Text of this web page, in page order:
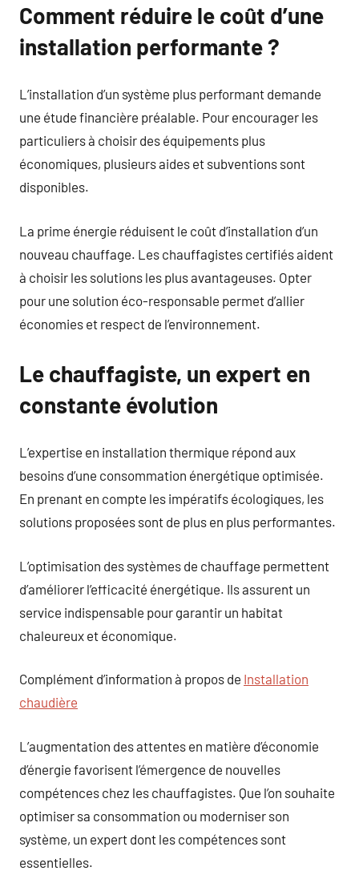
Comment réduire le coût d’une
installation performante ?
L’installation d’un système plus performant demande
une étude financière préalable. Pour encourager les
particuliers à choisir des équipements plus
économiques, plusieurs aides et subventions sont
disponibles.
La prime énergie réduisent le coût d’installation d’un
nouveau chauffage. Les chauffagistes certifiés aident
à choisir les solutions les plus avantageuses. Opter
pour une solution éco-responsable permet d’allier
économies et respect de l’environnement.
Le chauffagiste, un expert en
constante évolution
L’expertise en installation thermique répond aux
besoins d’une consommation énergétique optimisée.
En prenant en compte les impératifs écologiques, les
solutions proposées sont de plus en plus performantes.
L’optimisation des systèmes de chauffage permettent
d’améliorer l’efficacité énergétique. Ils assurent un
service indispensable pour garantir un habitat
chaleureux et économique.
Complément d’information à propos de Installation
chaudière
L’augmentation des attentes en matière d’économie
d’énergie favorisent l’émergence de nouvelles
compétences chez les chauffagistes. Que l’on souhaite
optimiser sa consommation ou moderniser son
système, un expert dont les compétences sont
essentielles.